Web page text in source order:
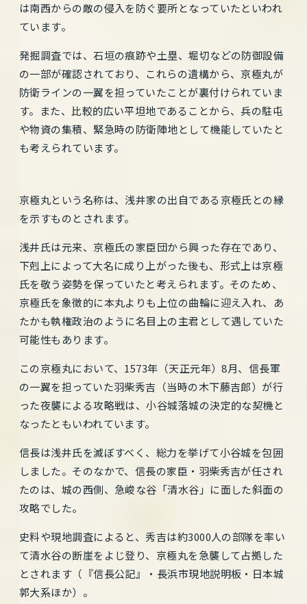
は南西からの敵の侵入を防ぐ要所となっていたといわれ
ています。
発掘調査では、石垣の痕跡や土塁、堀切などの防御設備
の一部が確認されており、これらの遺構から、京極丸が
防衛ラインの一翼を担っていたことが裏付けられていま
す。また、比較的広い平坦地であることから、兵の駐屯
や物資の集積、緊急時の防衛陣地として機能していたと
も考えられています。
京極丸という名称は、浅井家の出自である京極氏との縁
を示すものとされます。
浅井氏は元来、京極氏の家臣団から興った存在であり、
下剋上によって大名に成り上がった後も、形式上は京極
氏を敬う姿勢を保っていたと考えられます。そのため、
京極氏を象徴的に本丸よりも上位の曲輪に迎え入れ、あ
たかも執権政治のように名目上の主君として遇していた
可能性もあります。
この京極丸において、1573年（天正元年）8月、信長軍
の一翼を担っていた羽柴秀吉（当時の木下藤吉郎）が行
った夜襲による攻略戦は、小谷城落城の決定的な契機と
なったともいわれています。
信長は浅井氏を滅ぼすべく、総力を挙げて小谷城を包囲
しました。そのなかで、信長の家臣・羽柴秀吉が任され
たのは、城の西側、急峻な谷「清水谷」に面した斜面の
攻略でした。
史料や現地調査によると、秀吉は約3000人の部隊を率い
て清水谷の断崖をよじ登り、京極丸を急襲して占拠した
とされます（『信長公記』・長浜市現地説明板・日本城
郭大系ほか）。